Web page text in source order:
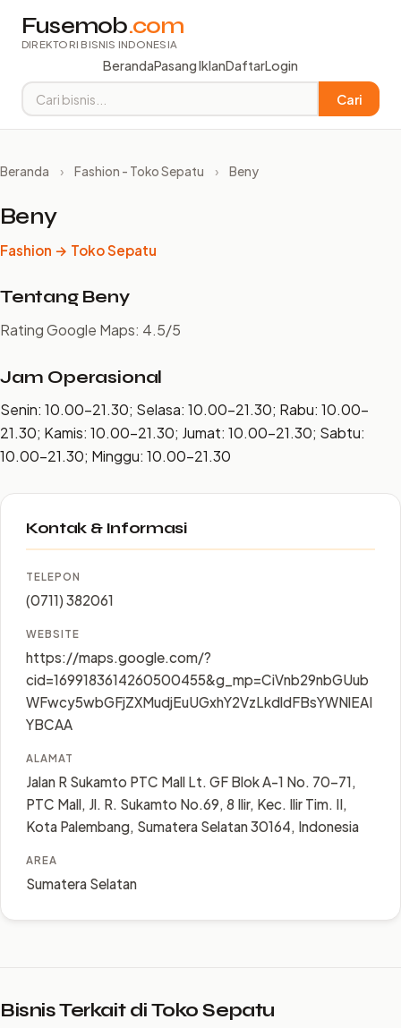
Fusemob.com
DIREKTORI BISNIS INDONESIA
BerandaPasang IklanDaftarLogin
Cari
Beranda › Fashion - Toko Sepatu › Beny
Beny
Fashion → Toko Sepatu
Tentang Beny
Rating Google Maps: 4.5/5
Jam Operasional
Senin: 10.00–21.30; Selasa: 10.00–21.30; Rabu: 10.00–
21.30; Kamis: 10.00–21.30; Jumat: 10.00–21.30; Sabtu:
10.00–21.30; Minggu: 10.00–21.30
Kontak & Informasi
TELEPON
(0711) 382061
WEBSITE
https://maps.google.com/?
cid=1699183614260500455&g_mp=CiVnb29nbGUub
WFwcy5wbGFjZXMudjEuUGxhY2VzLkdldFBsYWNlEAI
YBCAA
ALAMAT
Jalan R Sukamto PTC Mall Lt. GF Blok A-1 No. 70-71,
PTC Mall, Jl. R. Sukamto No.69, 8 Ilir, Kec. Ilir Tim. II,
Kota Palembang, Sumatera Selatan 30164, Indonesia
AREA
Sumatera Selatan
Bisnis Terkait di Toko Sepatu